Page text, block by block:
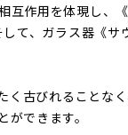
互作用を体現し、
て、ガラス器《サ
く古びれることな
できます。